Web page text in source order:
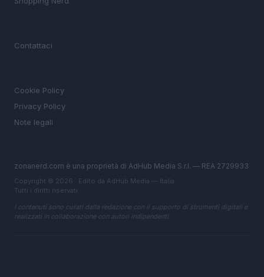
Contattaci
Cookie Policy
Privacy Policy
Note legali
zonanerd.com è una proprietà di AdHub Media S.r.l. — REA 2729933
Copyright © 2026 · Edito da AdHub Media — Italia
Tutti i diritti riservati
I contenuti sono curati dalla redazione con il supporto di strumenti digitali e
realizzati in collaborazione con autori indipendenti.